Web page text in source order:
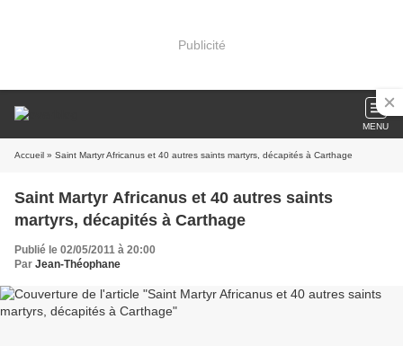
Publicité
MENU
Accueil » Saint Martyr Africanus et 40 autres saints martyrs, décapités à Carthage
Saint Martyr Africanus et 40 autres saints
martyrs, décapités à Carthage
Publié le 02/05/2011 à 20:00
Par Jean-Théophane